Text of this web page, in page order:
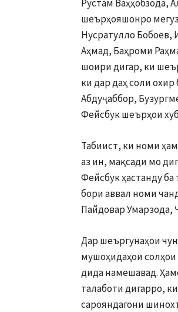
Рустам
шеърҳояшонро
Нусратулло Бобоев,
Аҳмад, Баҳроми
шоири дигар, ки
ки дар даҳ соли
Абдуҷаббор,
Фейсбук шеърҳои
Табиист, ки номи
аз ин, мақсади мо
Фейсбук ҳастанду
бори аввал номи
Пайдовар
Дар шеъргунаҳои
мушоҳидаҳои
дида намешавад.
талаботи дигарро,
сарояндагони